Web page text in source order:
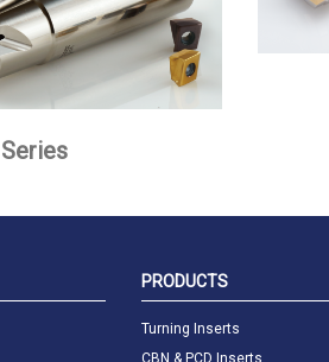
PRODUCTS
Turning Inserts
CBN & PCD Inserts